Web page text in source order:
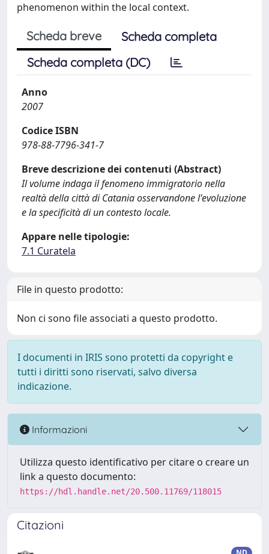
phenomenon within the local context.
Scheda breve
Scheda completa
Scheda completa (DC)
Anno
2007
Codice ISBN
978-88-7796-341-7
Breve descrizione dei contenuti (Abstract)
Il volume indaga il fenomeno immigratorio nella
realtà della città di Catania osservandone l'evoluzione
e la specificità di un contesto locale.
Appare nelle tipologie:
7.1 Curatela
File in questo prodotto:
Non ci sono file associati a questo prodotto.
I documenti in IRIS sono protetti da copyright e
tutti i diritti sono riservati, salvo diversa
indicazione.
Informazioni
Utilizza questo identificativo per citare o creare un
link a questo documento:
https://hdl.handle.net/20.500.11769/118015
Citazioni